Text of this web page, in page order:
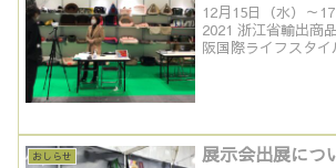
12月15日（水）～
2021 浙江省輸出商
阪国際ライフスタ
おしらせ 展示会出展につ